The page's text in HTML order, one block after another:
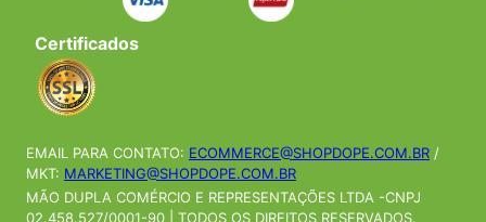
Carregando avaliações…
Institucional
Central de Atendimento
Formas de pagamento